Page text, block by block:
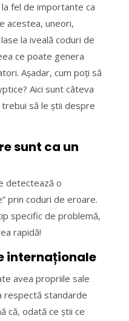
fel de importante ca
acestea, uneori,
la iveală coduri de
ce poate genera
Așadar, cum poți să
Aici sunt câteva
să le știi despre
sunt ca un
detectează o
prin coduri de eroare.
specific de problemă,
rapidă!
internaționale
avea propriile sale
respectă standarde
că, odată ce știi ce